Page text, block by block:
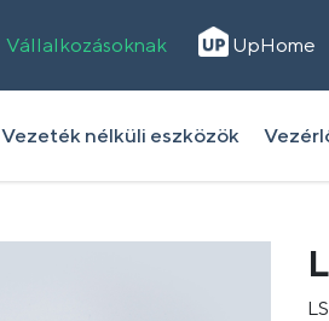
Vállalkozásoknak UpHome
Vezeték nélküli eszközök